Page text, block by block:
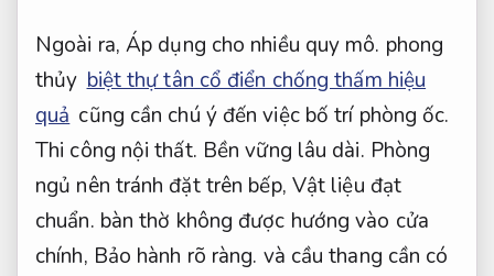
Ngoài ra, Áp dụng cho nhiều quy mô. phong
thủy biệt thự tân cổ điển chống thấm hiệu
quả cũng cần chú ý đến việc bố trí phòng ốc.
Thi công nội thất. Bền vững lâu dài. Phòng
ngủ nên tránh đặt trên bếp, Vật liệu đạt
chuẩn. bàn thờ không được hướng vào cửa
chính, Bảo hành rõ ràng. và cầu thang cần có